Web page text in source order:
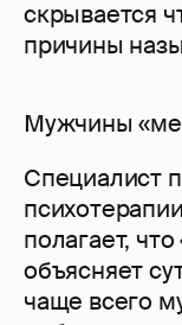
скрывается
причины
Мужчины
Специалист
полагает,
объясняет
чаще всего